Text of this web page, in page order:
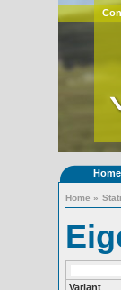
Home
Home »
Variant